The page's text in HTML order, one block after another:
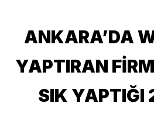
ANKARA’DA
YAPTIRAN
SIK YAPTIĞI